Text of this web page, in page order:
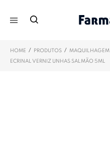
HOME / PRODUTOS / MAQUILHAGEM
ECRINAL VERNIZ UNHAS SALMÃO 5ML